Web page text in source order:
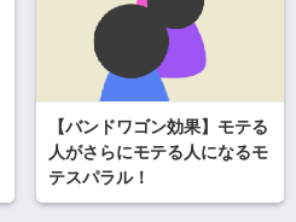
【バンドワゴン効果】モテる
人がさらにモテる人になるモ
テスパラル！